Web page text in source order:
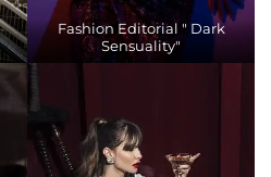
Fashion Editorial " Dark
Sensuality"